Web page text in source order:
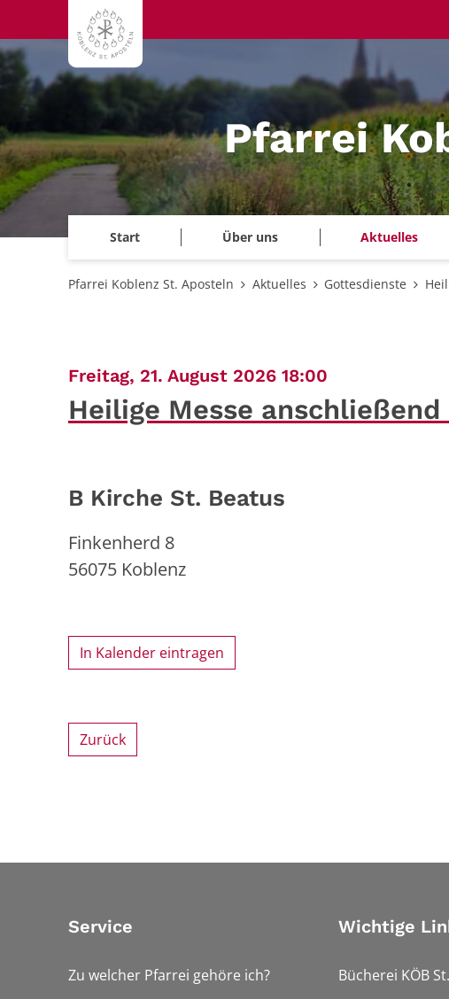
Zum Inhalt springen
Pfarrei
Start Über uns Aktuelles
Pfarrei Koblenz St. Aposteln Aktuelles Gottesdienste
Freitag, 21. August 2026 18:00
Heilige Messe
B Kirche St. Beatus
Finkenherd 8
56075 Koblenz
In Kalender eintragen
Zurück
Service
Zu welcher Pfarrei gehöre ich?
Wichtige
Bücherei KÖB